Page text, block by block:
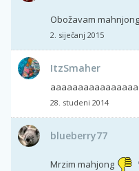
Obožavam
2. siječanj 2015
ItzSmaher
28. studeni 2014
blueberry77
Mrzim mahjong